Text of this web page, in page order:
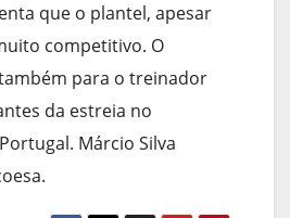
que o plantel, apesar
competitivo. O
para o treinador
da estreia no
Márcio Silva